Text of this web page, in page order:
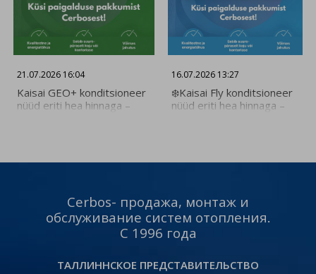
21.07.2026 16:04
Kaisai GEO+ konditsioneer
nüüd eriti hea hinnaga –
t=install Vaata toodet 👇
https://www.cerbos.ee/et/tootevalik/konditsioneerid-
271-c…
16.07.2026 13:27
❄️Kaisai Fly konditsioneer
nüüd eriti hea hinnaga –
https://www.cerbos.ee/
…/konditsioneer-kaisai-fly-
09-26-09-3…
Cerbos- продажа, монтаж и
обслуживание систем отопления.
С 1996 года
ТАЛЛИННСКОЕ ПРЕДСТАВИТЕЛЬСТВО